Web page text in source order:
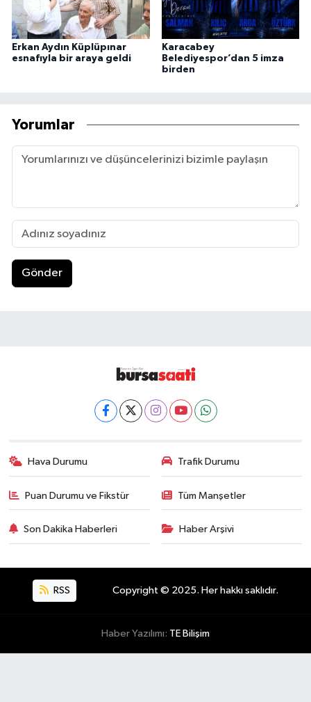
Erkan Aydın Küplüpınar
esnafıyla bir araya geldi
Karacabey
Belediyespor’dan 5 imza
birden
Yorumlar
Gönder
Hava Durumu Trafik Durumu
Puan Durumu ve Fikstür Tüm Manşetler
Son Dakika Haberleri Haber Arşivi
RSS Copyright © 2025. Her hakkı saklıdır.
Haber Yazılımı: TE Bilişim